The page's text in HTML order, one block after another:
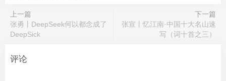
上一篇
张勇丨DeepSeek何以都念成了
DeepSick
下一篇
张宣丨忆江南·中国十大名山速
写（词十首之三）
评论